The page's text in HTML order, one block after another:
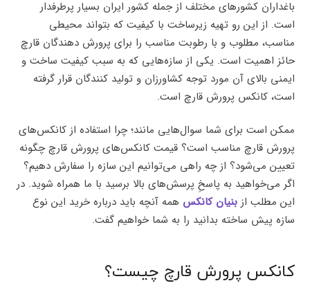
باغداران کشورهای مختلف از جمله کشور ایران بسیار پرطرفدار
است. از این رو تهیه زیرساخت با کیفیت که بتواند محیطی
مناسب، مطلوب و با رطوبت مناسب را برای پرورش دهندگان قارچ
حائز اهمیت است. یکی از سازه‌هایی که به سبب کیفیت ساخت و
ایمنی بالای آن مورد توجه کشاورزان و تولید کنندگان قرار گرفته
است، کانکس پرورش قارچ است.
ممکن است برای شما سوال‌هایی مانند؛ چرا استفاده از کانکس‌های
پرورش قارچ مناسب است؟ قیمت کانکس‌های پرورش قارچ چگونه
تعیین می‌شود؟ از چه راهی می‌توانیم این سازه‌ را سفارش دهیم؟
اگر می‌خواهید به پاسخِ پرسش‌های بالا برسید با ما همراه شوید. در
این مطلب ازبنیان کانکس همه آنچه باید درباره خرید این نوع
سازه پیش ساخته بدانید را به شما خواهیم گفت.
کانکس پرورش قارچ چیست؟